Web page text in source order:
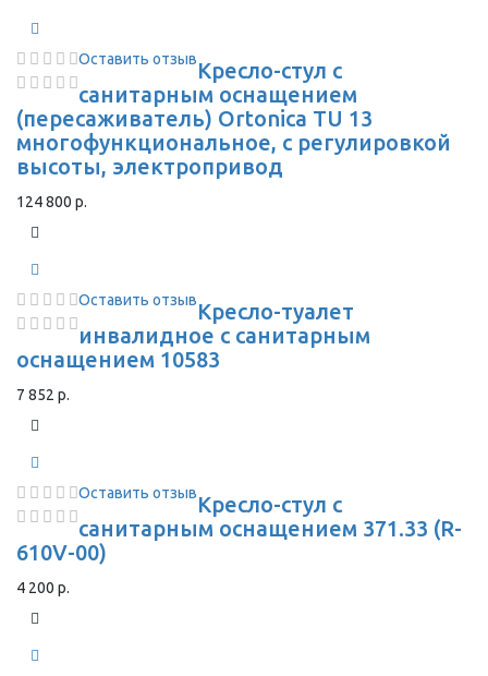
Оставить отзывКресло-стул с
санитарным оснащением
(пересаживатель) Ortonica TU 13
многофункциональное, с регулировкой
высоты, электропривод
124 800 р.
Оставить отзывКресло-туалет
инвалидное с санитарным
оснащением 10583
7 852 р.
Оставить отзывКресло-стул с
санитарным оснащением 371.33 (R-
610V-00)
4 200 р.